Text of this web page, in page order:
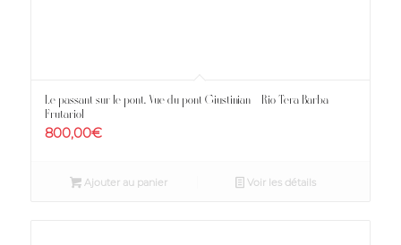
Le passant sur le pont. Vue du pont Giustinian – Rio Tera Barba
Frutariol
800,00€
Ajouter au panier Voir les détails